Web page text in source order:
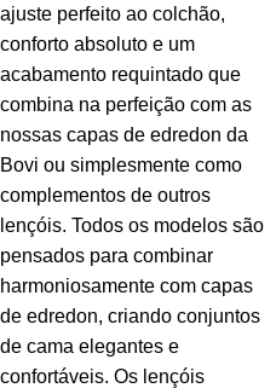
ajuste perfeito ao colchão,
conforto absoluto e um
acabamento requintado que
combina na perfeição com as
nossas capas de edredon da
Bovi ou simplesmente como
complementos de outros
lençóis. Todos os modelos são
pensados para combinar
harmoniosamente com capas
de edredon, criando conjuntos
de cama elegantes e
confortáveis. Os lençóis